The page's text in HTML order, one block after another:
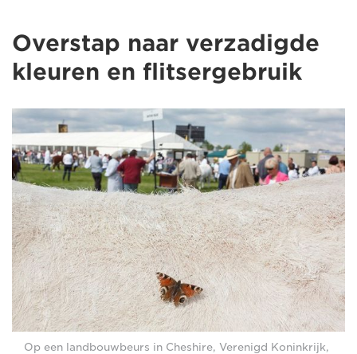
Overstap naar verzadigde
kleuren en flitsergebruik
Op een landbouwbeurs in Cheshire, Verenigd Koninkrijk,